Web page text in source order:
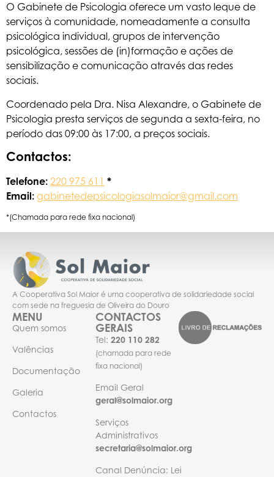
O Gabinete de Psicologia oferece um vasto leque de
serviços à comunidade, nomeadamente a consulta
psicológica individual, grupos de intervenção
psicológica, sessões de (in)formação e ações de
sensibilização e comunicação através das redes
sociais.
Coordenado pela Dra. Nisa Alexandre, o Gabinete de
Psicologia presta serviços de segunda a sexta-feira, no
período das 09:00 às 17:00, a preços sociais.
Contactos:
Telefone: 220 975 611 *
Email: gabinetedepsicologiasolmaior@gmail.com
*(Chamada para rede fixa nacional)
A Cooperativa Sol Maior é uma cooperativa de solidariedade social
com sede na freguesia de Oliveira do Douro
MENU
Quem somos
Valências
Documentação
Galeria
Contactos
CONTACTOS
GERAIS
Tel: 220 110 282
(chamada para rede
fixa nacional)
Email Geral
geral@solmaior.org
Serviços
Administrativos
secretaria@solmaior.org
Canal Denúncia: Lei